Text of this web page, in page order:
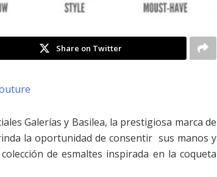
Share on Twitter
Galerías y Basilea, la prestigiosa marca de
la oportunidad de consentir sus manos y
de esmaltes inspirada en la coqueta